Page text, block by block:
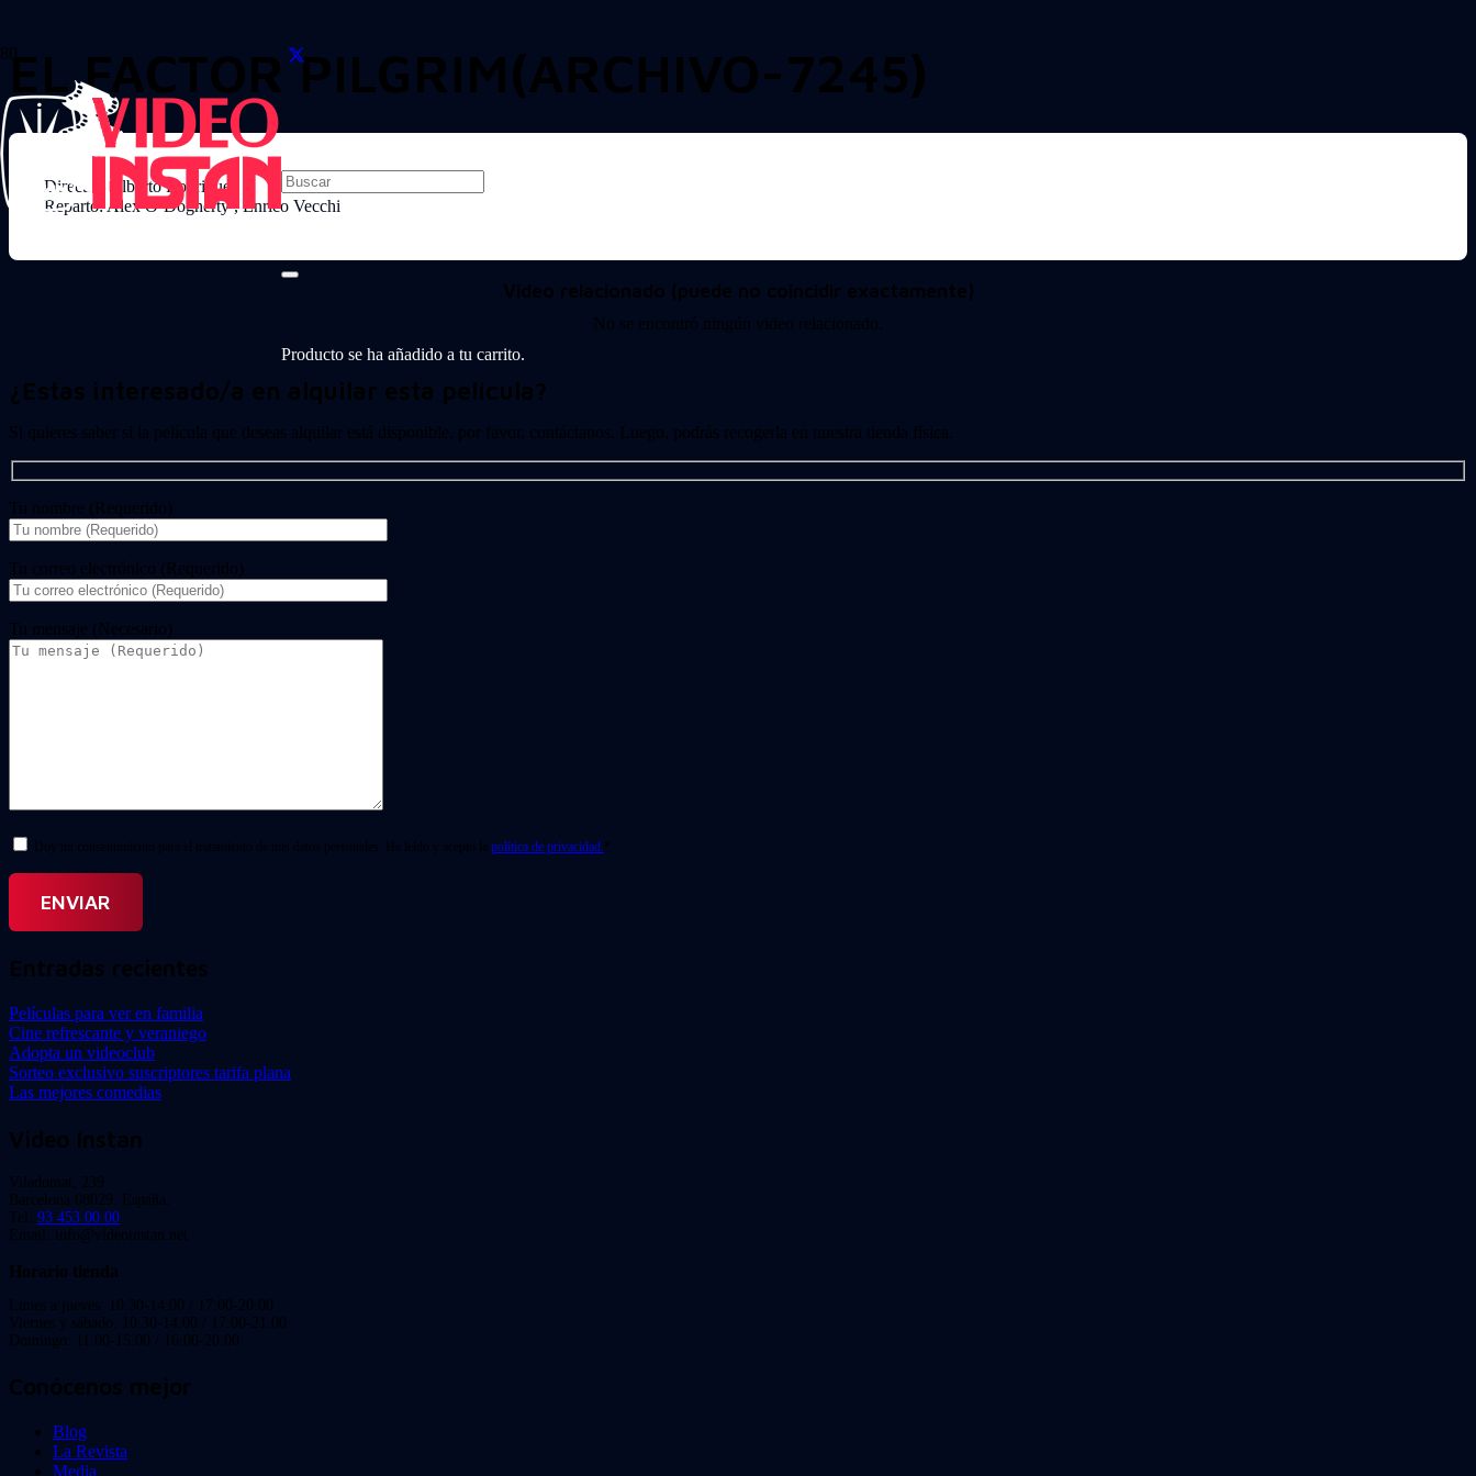
Producto se ha añadido a tu carrito.
EL FACTOR PILGRIM(ARCHIVO-7245)
Director: Alberto Rodriguez
Reparto: Alex O’Dogherty , Enrico Vecchi
Video relacionado (puede no coincidir exactamente)
No se encontró ningún video relacionado.
¿Estas interesado/a en alquilar esta película?
Si quieres saber si la película que deseas alquilar está disponible, por favor, contáctanos. Luego, podrás recogerla en nuestra tienda física.
Tu nombre (Requerido)
Tu correo electrónico (Requerido)
Tu mensaje (Necesario)
Doy mi consentimiento para el tratamiento de mis datos personales. He leído y acepto la política de privacidad. *
Entradas recientes
Películas para ver en familia
Cine refrescante y veraniego
Adopta un videoclub
Sorteo exclusivo suscriptores tarifa plana
Las mejores comedias
Video Instan
Viladomat, 239
Barcelona 08029. España.
Tel: 93 453 00 00
Email: info@videoinstan.net
Horario tienda
Lunes a jueves: 10:30-14:00 / 17:00-20:00
Viernes y sábado: 10:30-14:00 / 17:00-21:00
Domingo: 11:00-15:00 / 16:00-20:00
Conócenos mejor
Blog
La Revista
Media